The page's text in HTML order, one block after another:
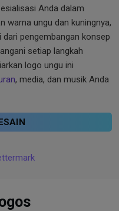
Anda dalam
warna ungu dan kuningnya,
pengembangan konsep
setiap langkah
logo ungu ini
, media, dan musik Anda